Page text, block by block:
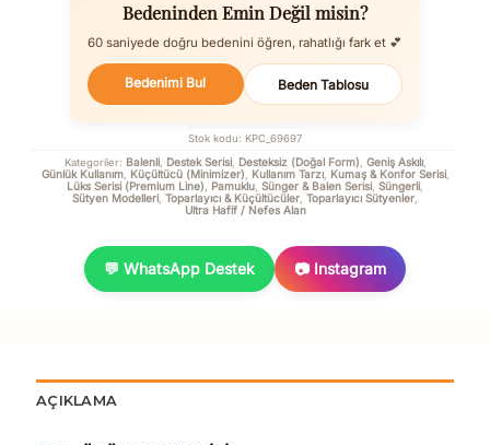
Bedeninden Emin Değil misin?
60 saniyede doğru bedenini öğren, rahatlığı fark et 💕
Bedenimi Bul Beden Tablosu
Stok kodu: KPC_69697
Kategoriler: Balenli, Destek Serisi, Desteksiz (Doğal Form) Geniş Askılı,
Günlük Kullanım, Küçültücü (Minimizer) Kullanım Tarzı, Kumaş & Konfor Serisi,
Lüks Serisi (Premium Line) Pamuklu Sünger & Balen Serisi Süngerli
Sütyen Modelleri Toparlayıcı & Küçültücüler Toparlayıcı Sütyenler
Ultra Hafif / Nefes Alan
💬 WhatsApp Destek 📷 Instagram
AÇIKLAMA